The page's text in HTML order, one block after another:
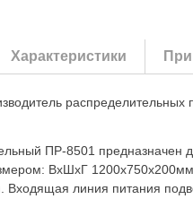
Характеристики
ПР-8501 предназначен
ВхШхГ
Входящая линия питания